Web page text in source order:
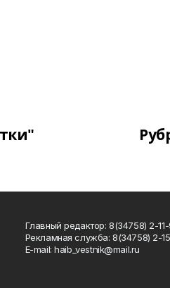
Главный редактор: 8(34758) 2-
Рекламная служба: 8(34758) 2-
Е-mаil: haib_vestnik@mail.ru